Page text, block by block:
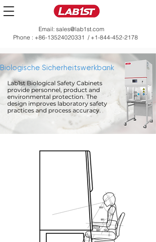
Email: sales@lab1st.com
Phone : +86-13524020331 / +1-844-452-2178
Biologische Sicherheitswerkbank
Lab1st Biological Safety Cabinets
provide personnel, product and
environmental protection. The
design improves laboratory safety
practices and process accuracy.